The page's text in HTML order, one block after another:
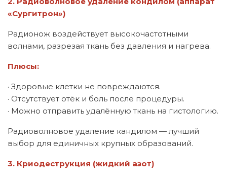
«Сургитрон»)
Радионож воздействует высокочастотными
волнами, разрезая ткань без давления и нагрева.
Плюсы:
· Здоровые клетки не повреждаются.
· Отсутствует отёк и боль после процедуры.
· Можно отправить удалённую ткань на гистологию.
Радиоволновое удаление кандилом — лучший
выбор для единичных крупных образований.
3. Криодеструкция (жидкий азот)